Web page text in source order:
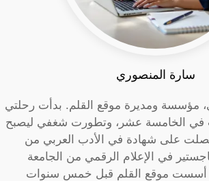
سارة المنصوري
مؤسسة ومديرة موقع القلم. بدأت رحلتي
في الخامسة عشر، وتطورت شغفي ليصبح
على شهادة في الأدب العربي من
في الإعلام الرقمي من الجامعة
أسست موقع القلم قبل خمس سنوات